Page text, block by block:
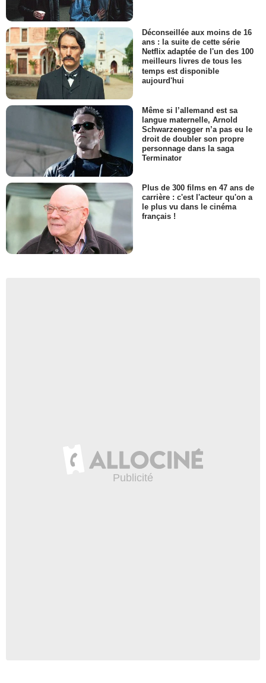
Déconseillée aux moins de 16
ans : la suite de cette série
Netflix adaptée de l'un des 100
meilleurs livres de tous les
temps est disponible
aujourd'hui
Même si l’allemand est sa
langue maternelle, Arnold
Schwarzenegger n’a pas eu le
droit de doubler son propre
personnage dans la saga
Terminator
Plus de 300 films en 47 ans de
carrière : c'est l'acteur qu'on a
le plus vu dans le cinéma
français !